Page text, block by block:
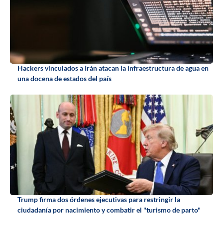
Hackers vinculados a Irán atacan la infraestructura de agua en
una docena de estados del país
Trump firma dos órdenes ejecutivas para restringir la
ciudadanía por nacimiento y combatir el "turismo de parto"